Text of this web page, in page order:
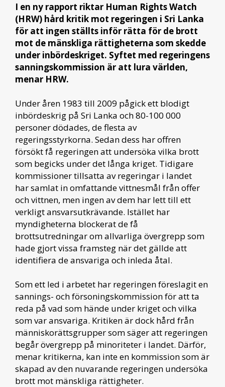
I en ny rapport riktar Human Rights Watch
(HRW) hård kritik mot regeringen i Sri Lanka
för att ingen ställts inför rätta för de brott
mot de mänskliga rättigheterna som skedde
under inbördeskriget. Syftet med regeringens
sanningskommission är att lura världen,
menar HRW.
Under åren 1983 till 2009 pågick ett blodigt
inbördeskrig på Sri Lanka och 80-100 000
personer dödades, de flesta av
regeringsstyrkorna. Sedan dess har offren
försökt få regeringen att undersöka vilka brott
som begicks under det långa kriget. Tidigare
kommissioner tillsatta av regeringar i landet
har samlat in omfattande vittnesmål från offer
och vittnen, men ingen av dem har lett till ett
verkligt ansvarsutkrävande. Istället har
myndigheterna blockerat de få
brottsutredningar om allvarliga övergrepp som
hade gjort vissa framsteg när det gällde att
identifiera de ansvariga och inleda åtal.
Som ett led i arbetet har regeringen föreslagit en
sannings- och försoningskommission för att ta
reda på vad som hände under kriget och vilka
som var ansvariga. Kritiken är dock hård från
människorättsgrupper som säger att regeringen
begår övergrepp på minoriteter i landet. Därför,
menar kritikerna, kan inte en kommission som är
skapad av den nuvarande regeringen undersöka
brott mot mänskliga rättigheter.